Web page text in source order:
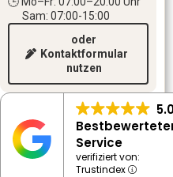
Sam: 07:00-15:00
oder
Kontaktformular
nutzen
Service
verifiziert von:
Trustindex